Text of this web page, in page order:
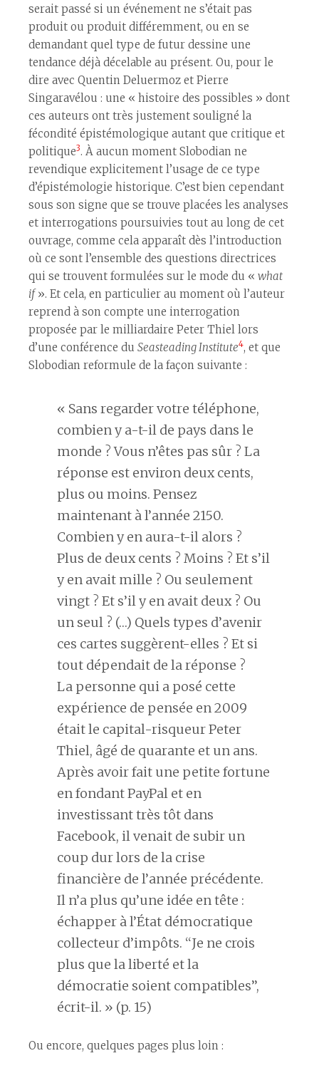
serait passé si un événement ne s’était pas
produit ou produit différemment, ou en se
demandant quel type de futur dessine une
tendance déjà décelable au présent. Ou, pour le
dire avec Quentin Deluermoz et Pierre
Singaravélou : une « histoire des possibles » dont
ces auteurs ont très justement souligné la
fécondité épistémologique autant que critique et
politique3. À aucun moment Slobodian ne
revendique explicitement l’usage de ce type
d’épistémologie historique. C’est bien cependant
sous son signe que se trouve placées les analyses
et interrogations poursuivies tout au long de cet
ouvrage, comme cela apparaît dès l’introduction
où ce sont l’ensemble des questions directrices
qui se trouvent formulées sur le mode du «what
if». Et cela, en particulier au moment où l’auteur
reprend à son compte une interrogation
proposée par le milliardaire Peter Thiel lors
d’une conférence duSeasteading Institute4, et que
Slobodian reformule de la façon suivante :
« Sans regarder votre téléphone,
combien y a-t-il de pays dans le
monde ? Vous n’êtes pas sûr ? La
réponse est environ deux cents,
plus ou moins. Pensez
maintenant à l’année 2150.
Combien y en aura-t-il alors ?
Plus de deux cents ? Moins ? Et s’il
y en avait mille ? Ou seulement
vingt ? Et s’il y en avait deux ? Ou
un seul ? (…) Quels types d’avenir
ces cartes suggèrent-elles ? Et si
tout dépendait de la réponse ?
La personne qui a posé cette
expérience de pensée en 2009
était le capital-risqueur Peter
Thiel, âgé de quarante et un ans.
Après avoir fait une petite fortune
en fondant PayPal et en
investissant très tôt dans
Facebook, il venait de subir un
coup dur lors de la crise
financière de l’année précédente.
Il n’a plus qu’une idée en tête :
échapper à l’État démocratique
collecteur d’impôts. ‘‘Je ne crois
plus que la liberté et la
démocratie soient compatibles’’,
écrit-il. » (p. 15)
Ou encore, quelques pages plus loin :